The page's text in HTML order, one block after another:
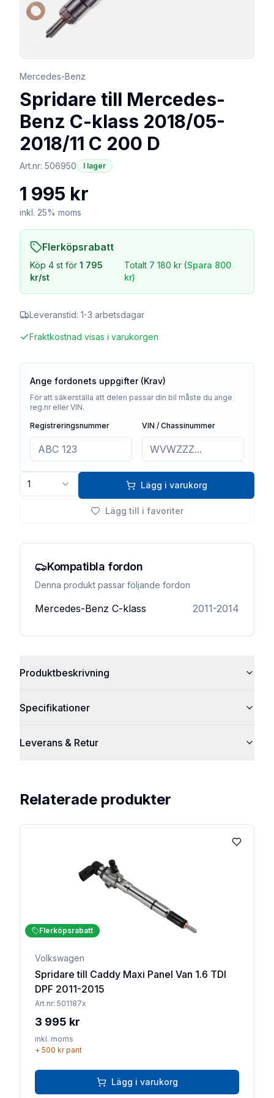
Mercedes-Benz
Spridare till Mercedes-
Benz C-klass 2018/05-
2018/11 C 200 D
Art.nr: 506950 I lager
1 995 kr
inkl. 25% moms
Flerköpsrabatt
Köp 4 st för 1 795
kr/st
Totalt 7 180 kr (Spara 800
kr)
Leveranstid: 1-3 arbetsdagar
Fraktkostnad visas i varukorgen
Ange fordonets uppgifter (Krav)
För att säkerställa att delen passar din bil måste du ange
reg.nr eller VIN.
Registreringsnummer
VIN / Chassinummer
1 Lägg i varukorg
Lägg till i favoriter
Kompatibla fordon
Denna produkt passar följande fordon
Mercedes-Benz C-klass 2011-2014
Produktbeskrivning
Specifikationer
Leverans & Retur
Relaterade produkter
Lägg till
Flerköpsrabatt
Volkswagen
Spridare till Caddy Maxi Panel Van 1.6 TDI
DPF 2011-2015
Art.nr: 501187x
3 995 kr
inkl. moms
+ 500 krpant
Lägg i varukorg